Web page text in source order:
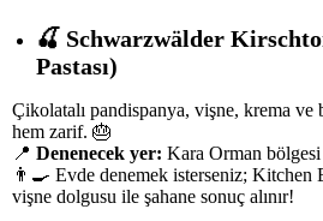
🍒 Schwarzwälder
Pastası)
Çikolatalı pandispanya, vişne, krema
hem zarif. 🎂
📍 Denenecek yer: Kara Orman
👨‍🍳 Evde denemek isterseniz; Kitchen
vişne dolgusu ile şahane sonuç alınır!